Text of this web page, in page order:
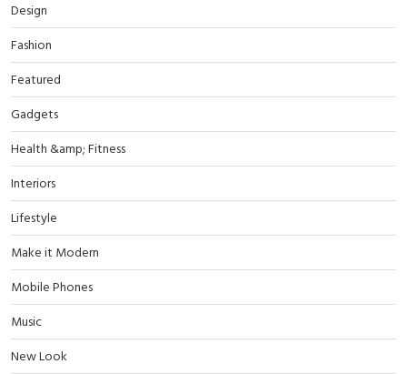
Design
Fashion
Featured
Gadgets
Health &amp; Fitness
Interiors
Lifestyle
Make it Modern
Mobile Phones
Music
New Look